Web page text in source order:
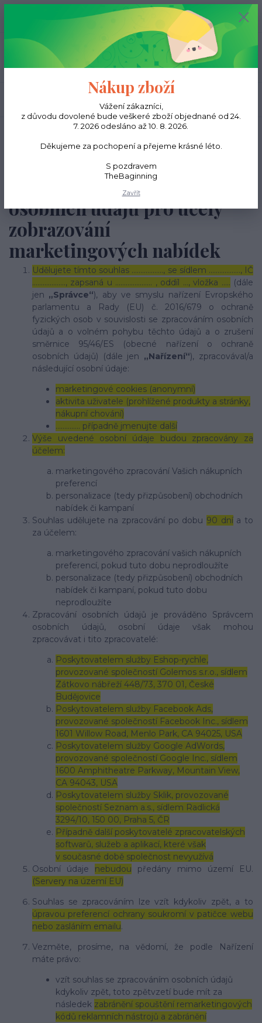
Menu
0,00 Kč
Souhlas se zpracováním osobních údajů pro účely zobrazování
marketingových nabídek
Souhlas se zpracováním
osobních údajů pro účely
zobrazování
marketingových nabídek
Udělujete tímto souhlas ……………..., se sídlem ………………, IČ
………………., zapsaná u ………………… , oddíl …, vložka ….. (dále
jen „Správce“), aby ve smyslu nařízení Evropského
parlamentu a Rady (EU) č. 2016/679 o ochraně
fyzických osob v souvislosti se zpracováním osobních
údajů a o volném pohybu těchto údajů a o zrušení
směrnice 95/46/ES (obecné nařízení o ochraně
osobních údajů) (dále jen „Nařízení“), zpracovával/a
následující osobní údaje:
marketingové cookies (anonymní)
aktivita uživatele (prohlížené produkty a stránky,
nákupní chování)
………….. případně jmenujte další
Výše uvedené osobní údaje budou zpracovány za
účelem:
marketingového zpracování Vašich nákupních
preferencí
personalizace (tedy přizpůsobení) obchodních
nabídek či kampaní
Souhlas udělujete na zpracování po dobu 90 dnía to
za účelem:
marketingového zpracování vašich nákupních
preferencí, pokud tuto dobu neprodloužíte
personalizace (tedy přizpůsobení) obchodních
nabídek či kampaní, pokud tuto dobu
neprodloužíte
Zpracování osobních údajů je prováděno Správcem
osobních údajů, osobní údaje však mohou
zpracovávat i tito zpracovatelé:
Poskytovatelem služby Eshop-rychle,
provozované společností Golemos s.r.o., sídlem
Zátkovo nábřeží 448/73, 370 01, České
Budějovice
Poskytovatelem služby Facebook Ads,
provozované společností Facebook Inc., sídlem
1601 Willow Road, Menlo Park, CA 94025, USA
Poskytovatelem služby Google AdWords,
provozované společností Google Inc., sídlem
1600 Amphitheatre Parkway, Mountain View,
CA 94043, USA
Poskytovatelem služby Sklik, provozované
společností Seznam a.s., sídlem Radlická
3294/10, 150 00, Praha 5, ČR
Případně další poskytovatelé zpracovatelských
softwarů, služeb a aplikací, které však
v současné době společnost nevyužívá
Osobní údaje nebudou předány mimo území EU.
(Servery na území EU)
Souhlas se zpracováním lze vzít kdykoliv zpět, a to
úpravou preferencí ochrany soukromí v patičce webu
nebo zasláním emailu.
Vezměte, prosíme, na vědomí, že podle Nařízení
máte právo:
vzít souhlas se zpracováním osobních údajů
kdykoliv zpět, toto zpětvzetí bude mít za
následek zabránění spouštění remarketingových
kódů reklamních nástrojů a zabránění
Nákup zboží
Vážení zákazníci,
z důvodu dovolené bude veškeré zboží objednané od 24.
7. 2026 odesláno až 10. 8. 2026.
Děkujeme za pochopení a přejeme krásné léto.
S pozdravem
TheBaginning
Zavřít